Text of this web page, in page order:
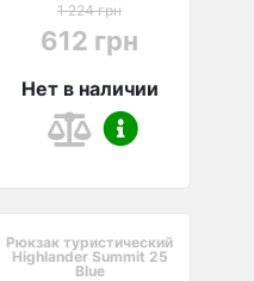
1 224 грн
612 грн
Нет в наличии
Рюкзак туристический
Highlander Summit 25
Blue